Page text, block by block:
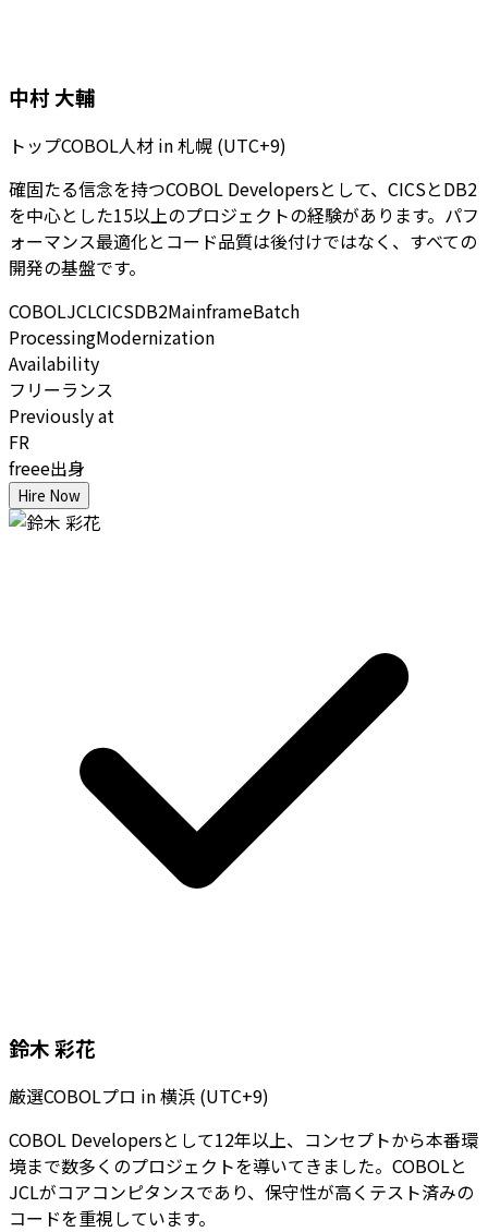
中村 大輔
トップCOBOL人材 in札幌 (UTC+9)
確固たる信念を持つCOBOL Developersとして、CICSとDB2
を中心とした15以上のプロジェクトの経験があります。パフ
ォーマンス最適化とコード品質は後付けではなく、すべての
開発の基盤です。
COBOLJCLCICSDB2MainframeBatch
ProcessingModernization
Availability
フリーランス
Previously at
FR
freee出身
Hire Now
鈴木 彩花
厳選COBOLプロ in横浜 (UTC+9)
COBOL Developersとして12年以上、コンセプトから本番環
境まで数多くのプロジェクトを導いてきました。COBOLと
JCLがコアコンピタンスであり、保守性が高くテスト済みの
コードを重視しています。